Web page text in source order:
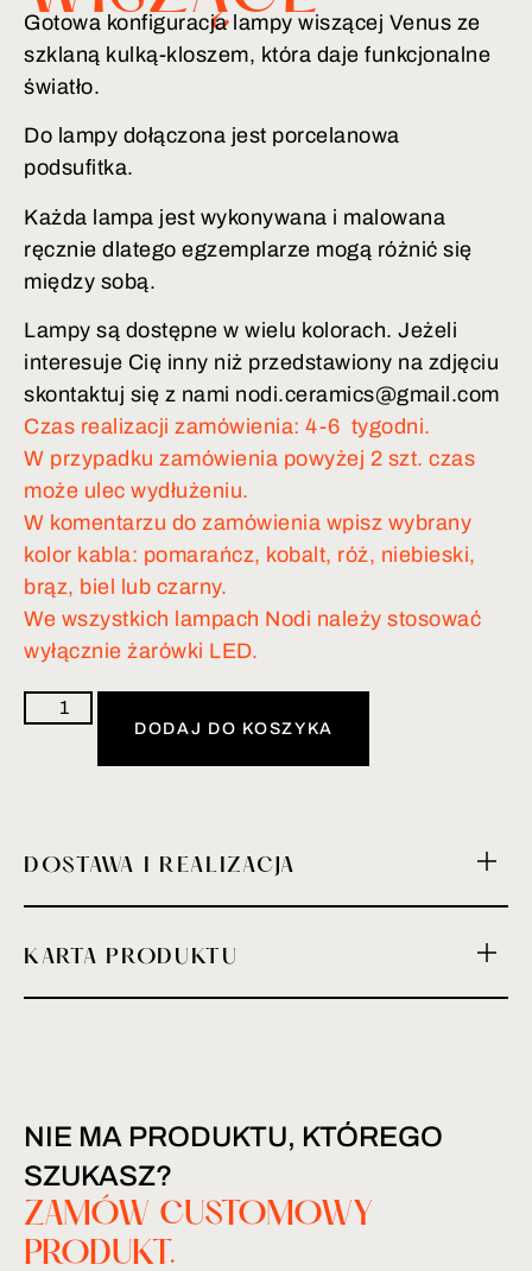
Gotowa konfiguracja lampy wiszącej Venus ze
szklaną kulką-kloszem, która daje funkcjonalne
światło.
Do lampy dołączona jest porcelanowa
podsufitka.
Każda lampa jest wykonywana i malowana
ręcznie dlatego egzemplarze mogą różnić się
między sobą.
Lampy są dostępne w wielu kolorach. Jeżeli
interesuje Cię inny niż przedstawiony na zdjęciu
skontaktuj się z nami nodi.ceramics@gmail.com
Czas realizacji zamówienia: 4-6 tygodni.
W przypadku zamówienia powyżej 2 szt. czas
może ulec wydłużeniu.
W komentarzu do zamówienia wpisz wybrany
kolor kabla: pomarańcz, kobalt, róż, niebieski,
brąz, biel lub czarny.
We wszystkich lampach Nodi należy stosować
wyłącznie żarówki LED.
DODAJ DO KOSZYKA
DOSTAWA I REALIZACJA
KARTA PRODUKTU
NIE MA PRODUKTU, KTÓREGO
SZUKASZ?
ZAMÓW CUSTOMOWY
PRODUKT.